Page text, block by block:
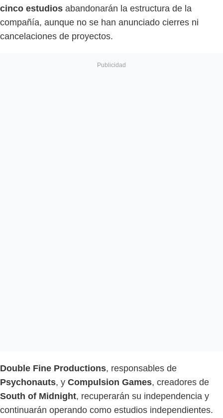
cinco estudios abandonarán la estructura de la
compañía, aunque no se han anunciado cierres ni
cancelaciones de proyectos.
Double Fine Productions, responsables de
Psychonauts, y Compulsion Games, creadores de
South of Midnight, recuperarán su independencia y
continuarán operando como estudios independientes.